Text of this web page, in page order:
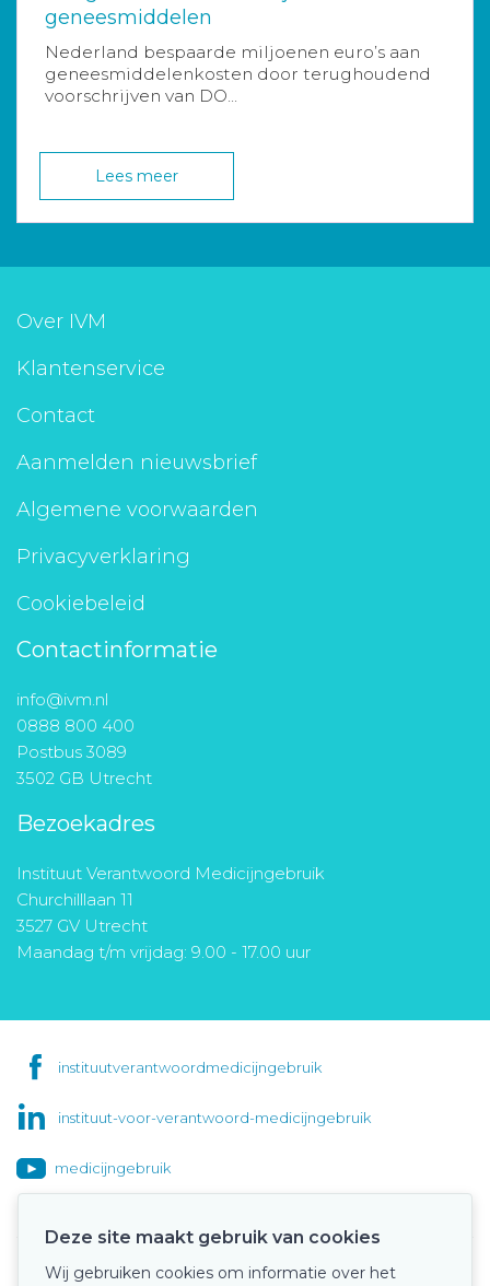
geneesmiddelen
Nederland bespaarde miljoenen euro’s aan
geneesmiddelenkosten door terughoudend
voorschrijven van DO...
Lees meer
Over IVM
Klantenservice
Contact
Aanmelden nieuwsbrief
Algemene voorwaarden
Privacyverklaring
Cookiebeleid
Contactinformatie
info@ivm.nl
0888 800 400
Postbus 3089
3502 GB Utrecht
Bezoekadres
Instituut Verantwoord Medicijngebruik
Churchilllaan 11
3527 GV Utrecht
Maandag t/m vrijdag: 9.00 - 17.00 uur
instituutverantwoordmedicijngebruik
instituut-voor-verantwoord-medicijngebruik
medicijngebruik
Onze keurmerken
Deze site maakt gebruik van cookies
Wij gebruiken cookies om informatie over het